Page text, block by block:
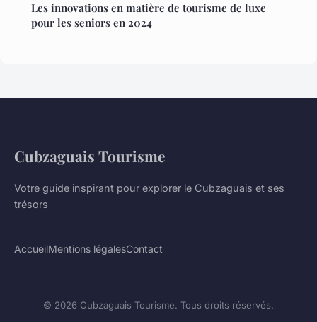
Les innovations en matière de tourisme de luxe
pour les seniors en 2024
Cubzaguais Tourisme
Votre guide inspirant pour explorer le Cubzaguais et ses
trésors
AccueilMentions légalesContact
© 2026 Cubzaguais Tourisme. Tous droits réservés.